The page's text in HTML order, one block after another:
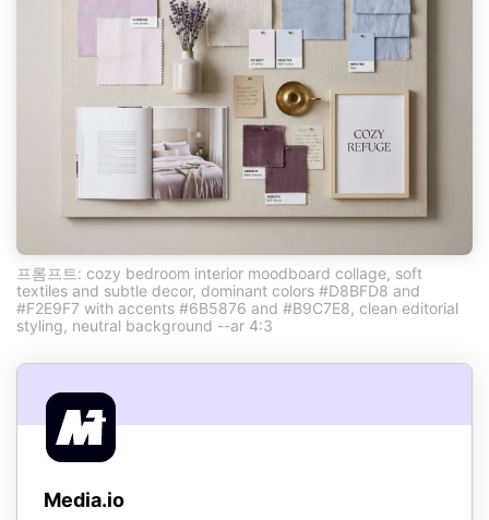
프롬프트: cozy bedroom interior moodboard collage, soft
textiles and subtle decor, dominant colors #D8BFD8 and
#F2E9F7 with accents #6B5876 and #B9C7E8, clean editorial
styling, neutral background --ar 4:3
Media.io